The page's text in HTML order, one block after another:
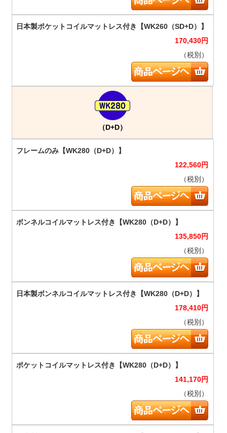
170,430円
（税別）
（D+D）
122,560円
（税別）
135,850円
（税別）
178,410円
（税別）
141,170円
（税別）